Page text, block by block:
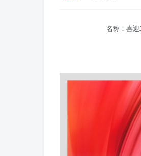
名称：喜